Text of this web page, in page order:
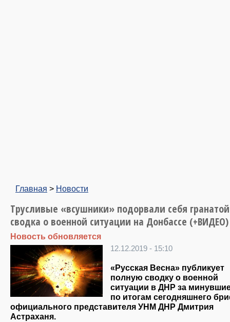
Главная > Новости
Трусливые «всушники» подорвали себя
сводка о военной ситуации на Донбассе (+ВИДЕО)
Новость обновляется
12.12.2019 - 15:10
«Русская Весна» публикует
полную сводку о военной
ситуации в ДНР за
по итогам сегодняшнего
официального представителя УНМ ДНР Дмитрия
Астраханя.